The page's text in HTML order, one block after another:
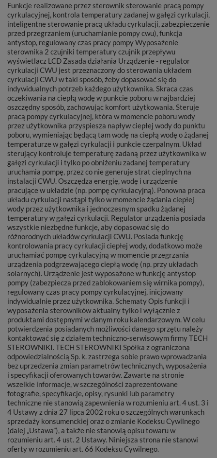
Funkcje realizowane przez sterownik sterowanie pracą pompy
cyrkulacyjnej, kontrola temperatury zadanej w gałęzi cyrkulacji,
inteligentne sterowanie pracą układu cyrkulacji, zabezpieczenie
przed przegrzaniem (uruchamianie pompy cwu), funkcja
antystop, regulowany czas pracy pompy Wyposażenie
sterownika 2 czujniki temperatury czujnik przepływu
wyświetlacz LCD Zasada działania Urządzenie - regulator
cyrkulacji CWU jest przeznaczony do sterowania układem
cyrkulacji CWU w taki sposób, żeby dopasować się do
indywidualnych potrzeb każdego użytkownika. Skraca czas
oczekiwania na ciepłą wodę w punkcie poboru w najbardziej
oszczędny sposób, zachowując komfort użytkowania. Steruje
pracą pompy cyrkulacyjnej, która w momencie poboru wody
przez użytkownika przyspiesza napływ ciepłej wody do punktu
poboru, wymieniając będącą tam wodę na ciepłą wodę o żądanej
temperaturze w gałęzi cyrkulacji i punkcie czerpalnym. Układ
sterujący kontroluje temperaturę zadaną przez użytkownika w
gałęzi cyrkulacji i tylko po obniżeniu zadanej temperatury
uruchamia pompę, przez co nie generuje strat cieplnych na
instalacji CWU. Oszczędza energię, wodę i urządzenie
pracujące w układzie (np. pompę cyrkulacyjną). Ponowna praca
układu cyrkulacji nastąpi tylko w momencie żądania ciepłej
wody przez użytkownika i jednoczesnym spadku żądanej
temperatury w gałęzi cyrkulacji. Regulator urządzenia posiada
wszystkie niezbędne funkcje, aby dopasować się do
różnorodnych układów cyrkulacji CWU. Posiada funkcję
kontrolowania pracy cyrkulacji ciepłej wody, dodatkowo może
uruchamiać pompę cyrkulacyjną w momencie przegrzania
urządzenia podgrzewającego ciepłą wodę (np. przy układach
solarnych). Urządzenie jest wyposażone w funkcję antystop
pompy (zabezpiecza przed zablokowaniem się wirnika pompy),
regulowany czas pracy pompy cyrkulacyjnej, inicjowany
indywidualnie przez użytkownika. Schematy Opis funkcji i
wyposażenia sterowników aktualny tylko i wyłącznie z
produktami dostępnymi w danym roku kalendarzowym. W celu
potwierdzenia posiadanych możliwości danego sprzętu należy
kontaktować się z działem techniczno-serwisowym firmy TECH
STEROWNIKI. TECH STEROWNIKI Spółka z ograniczona
odpowiedzialnością Sp. k. zastrzega sobie prawo wprowadzania
bez uprzedzenia zmian parametrów technicznych, wyposażenia
i specyfikacji oferowanych towarów. Zawarte na stronie
wszelkie informacje, w szczególności zaprezentowane
fotografie, specyfikacje, opisy, rysunki lub parametry
techniczne nie stanowią zapewnienia w rozumieniu art. 4 ust. 3 i
4 Ustawy z dnia 27 lipca 2002 roku o szczególnych warunkach
sprzedaży konsumenckiej oraz o zmianie Kodeksu Cywilnego
(dalej „Ustawa”), a także nie stanowią opisu towaru w
rozumieniu art. 4 ust. 2 Ustawy. Niniejsza strona nie stanowi
oferty w rozumieniu art. 66 Kodeksu Cywilnego.